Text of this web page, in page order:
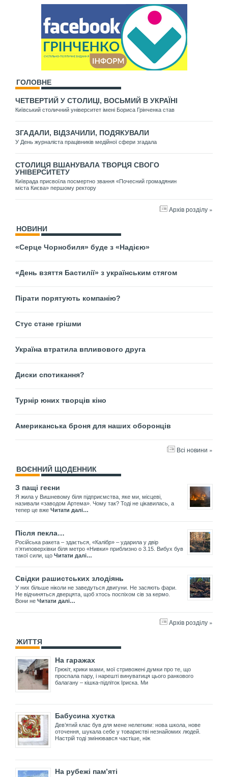
ГОЛОВНЕ
ЧЕТВЕРТИЙ У СТОЛИЦІ, ВОСЬМИЙ В УКРАЇНІ
Київський столичний університет імені Бориса Грінченка став
ЗГАДАЛИ, ВІДЗАЧИЛИ, ПОДЯКУВАЛИ
У День журналіста працівників медійної сфери згадала
СТОЛИЦЯ ВШАНУВАЛА ТВОРЦЯ СВОГО
УНІВЕРСИТЕТУ
Київрада присвоїла посмертно звання «Почесний громадянин
міста Києва» першому ректору
Архів розділу »
НОВИНИ
«Серце Чорнобиля» буде з «Надією»
«День взяття Бастилії» з українським стягом
Пірати порятують компанію?
Стус стане грішми
Україна втратила впливового друга
Диски спотикання?
Турнір юних творців кіно
Американська броня для наших оборонців
Всі новини »
ВОЄННИЙ ЩОДЕННИК
З пащі геєни
Я жила у Вишневому біля підприємства, яке ми, місцеві,
називали «заводом Артема». Чому так? Тоді не цікавилась, а
тепер це вже Читати далі…
Після пекла…
Російська ракета – здається, «Калібр» – ударила у двір
пʼятиповерхівки біля метро «Нивки» приблизно о 3.15. Вибух був
такої сили, що Читати далі…
Свідки рашистських злодіянь
У них більше ніколи не заведуться двигуни. Не засяють фари.
Не відчиняться дверцята, щоб хтось поспіхом сів за кермо.
Вони не Читати далі…
Архів розділу »
ЖИТТЯ
На гаражах
Грюкіт, крики мами, мої стривожені думки про те, що
проспала пару, і нарешті винуватиця цього ранкового
балагану – кішка-підліток Іриска. Ми
Бабусина хустка
Дев’ятий клас був для мене нелегким: нова школа, нове
оточення, шукала себе у товаристві незнайомих людей.
Настрій тоді змінювався частіше, ніж
На рубежі пам’яті